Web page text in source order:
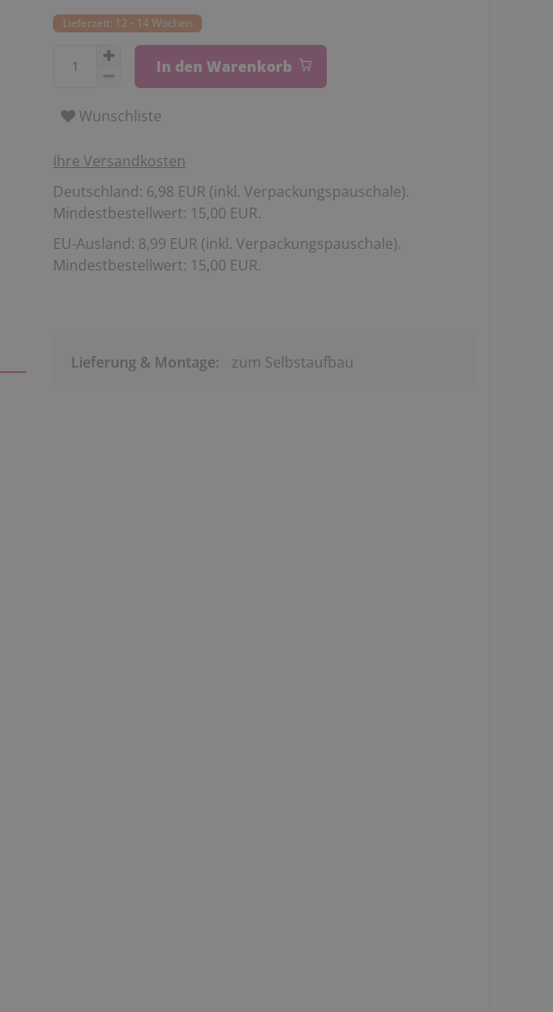
Lieferzeit: 12 - 14 Wochen
In den Warenkorb
Wunschliste
Ihre Versandkosten
Deutschland: 6,98 EUR (inkl. Verpackungspauschale).
Mindestbestellwert: 15,00 EUR.
EU-Ausland: 8,99 EUR (inkl. Verpackungspauschale).
Mindestbestellwert: 15,00 EUR.
Lieferung & Montage: zum Selbstaufbau